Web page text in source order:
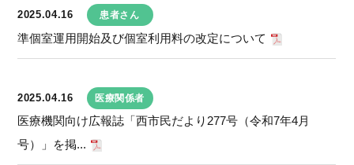
2025.04.16 患者さん
準個室運用開始及び個室利用料の改定について
2025.04.16 医療関係者
医療機関向け広報誌「西市民だより277号（令和7年4月
号）」を掲...